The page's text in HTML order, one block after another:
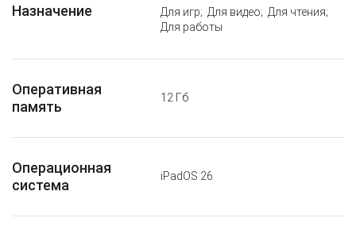
Назначение
Для игр; Для видео; Для чтения;
Для работы
Оперативная
память
12 Гб
Операционная
система
iPadOS 26